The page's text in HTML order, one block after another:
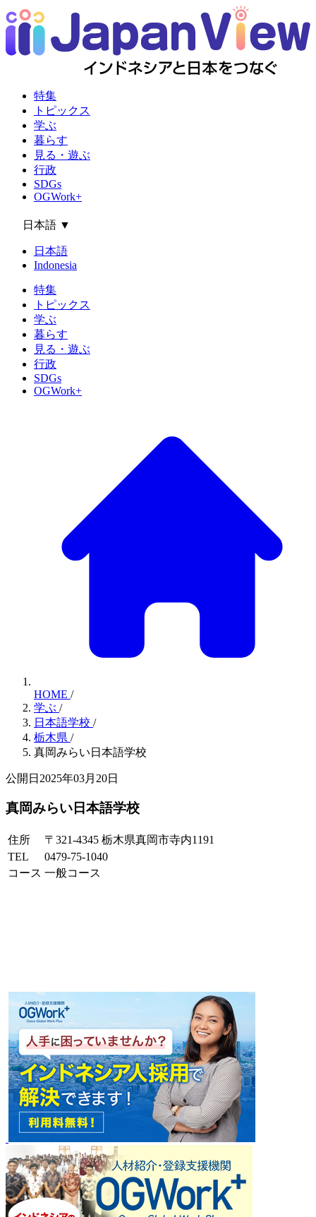
特集
トピックス
学ぶ
暮らす
見る・遊ぶ
行政
SDGs
OGWork+
日本語 ▼
日本語
Indonesia
特集
トピックス
学ぶ
暮らす
見る・遊ぶ
行政
SDGs
OGWork+
HOME /
学ぶ /
日本語学校 /
栃木県 /
真岡みらい日本語学校
公開日2025年03月20日
真岡みらい日本語学校
住所
〒321-4345 栃木県真岡市寺内1191
TEL
0479-75-1040
コース 一般コース